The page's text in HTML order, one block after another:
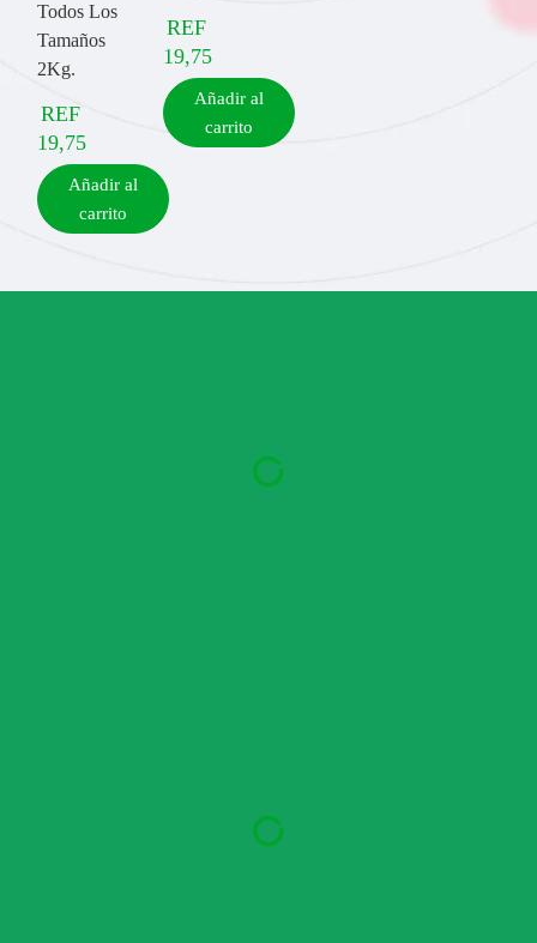
Todos Los
Tamaños
2Kg.
REF
19,75
Añadir al
carrito
REF
19,75
Añadir al
carrito